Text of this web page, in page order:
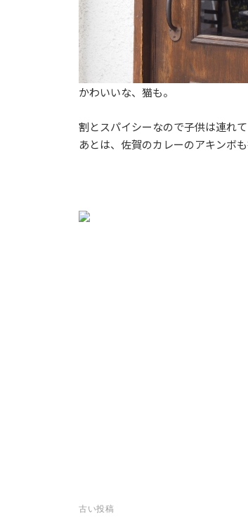
かわいいな、猫も。
割とスパイシーなので子供は連れ
あとは、佐賀のカレーのアキンボ
投
古い投稿